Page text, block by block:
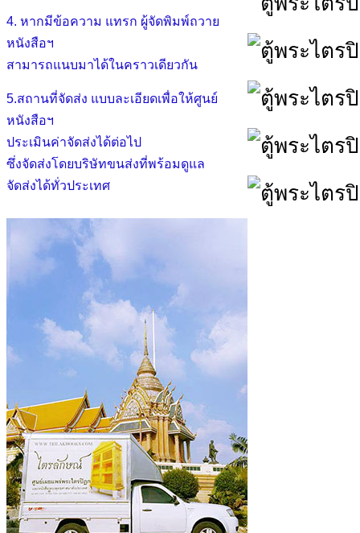
4. หากมีข้อความ แทรก ผู้จัดพิมพ์ถวาย
หนังสือฯ
สามารถแนบมาได้ในคราวเดียวกัน
5.สถานที่จัดส่ง แบบละเอียดเพื่อให้ศูนย์
หนังสือฯ
ประเมินค่าจัดส่งได้ต่อไป
ซึ่งจัดส่งโดยบริษัทขนส่งที่พร้อมดูแล
จัดส่งได้ทั่วประเทศ